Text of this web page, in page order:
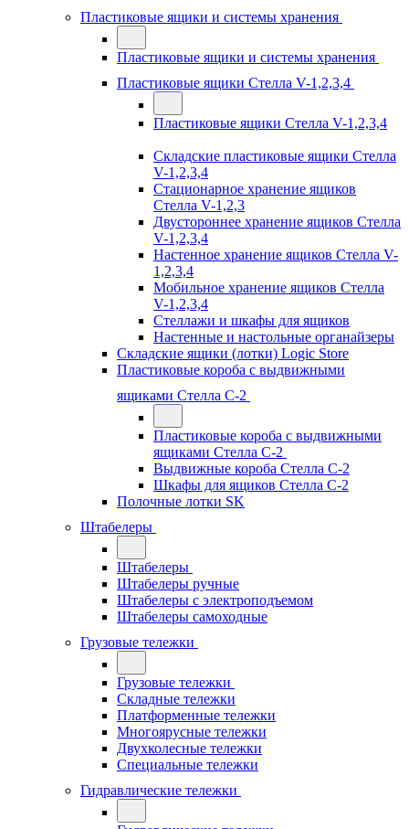
Пластиковые ящики и системы хранения
Пластиковые ящики и системы хранения
Пластиковые ящики Стелла V-1,2,3,4
Пластиковые ящики Стелла V-1,2,3,4
Складские пластиковые ящики Стелла
V-1,2,3,4
Стационарное хранение ящиков
Стелла V-1,2,3
Двустороннее хранение ящиков Стелла
V-1,2,3,4
Настенное хранение ящиков Стелла V-
1,2,3,4
Мобильное хранение ящиков Стелла
V-1,2,3,4
Стеллажи и шкафы для ящиков
Настенные и настольные органайзеры
Складские ящики (лотки) Logiс Store
Пластиковые короба с выдвижными
ящиками Стелла С-2
Пластиковые короба с выдвижными
ящиками Стелла С-2
Выдвижные короба Стелла С-2
Шкафы для ящиков Стелла С-2
Полочные лотки SK
Штабелеры
Штабелеры
Штабелеры ручные
Штабелеры с электроподъемом
Штабелеры самоходные
Грузовые тележки
Грузовые тележки
Складные тележки
Платформенные тележки
Многоярусные тележки
Двухколесные тележки
Специальные тележки
Гидравлические тележки